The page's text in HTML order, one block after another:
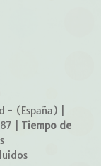
(España) |
Tiempo de